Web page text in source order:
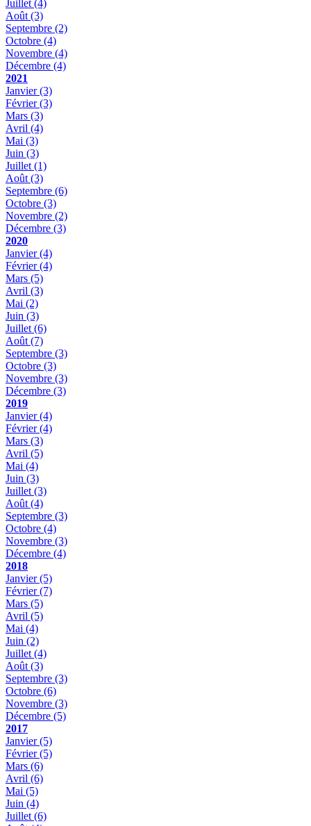
Juillet (4)
Août (3)
Septembre (2)
Octobre (4)
Novembre (4)
Décembre (4)
2021
Janvier(3)
Février(3)
Mars (3)
Avril (4)
Mai (3)
Juin (3)
Juillet (1)
Août (3)
Septembre (6)
Octobre (3)
Novembre (2)
Décembre (3)
2020
Janvier(4)
Février(4)
Mars (5)
Avril (3)
Mai (2)
Juin (3)
Juillet (6)
Août (7)
Septembre (3)
Octobre (3)
Novembre (3)
Décembre (3)
2019
Janvier(4)
Février(4)
Mars (3)
Avril (5)
Mai (4)
Juin (3)
Juillet (3)
Août (4)
Septembre (3)
Octobre (4)
Novembre (3)
Décembre (4)
2018
Janvier(5)
Février(7)
Mars (5)
Avril (5)
Mai (4)
Juin (2)
Juillet (4)
Août (3)
Septembre (3)
Octobre (6)
Novembre (3)
Décembre (5)
2017
Janvier(5)
Février(5)
Mars (6)
Avril (6)
Mai (5)
Juin (4)
Juillet (6)